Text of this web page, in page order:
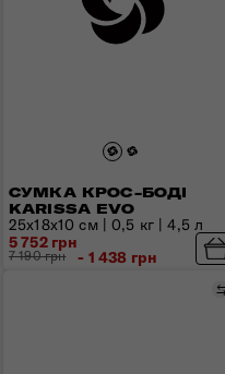
СУМКА КРОС-БОДІ
KARISSA EVO
25х18х10 см | 0,5 кг | 4,5 л
5 752 грн
7 190 грн - 1 438 грн